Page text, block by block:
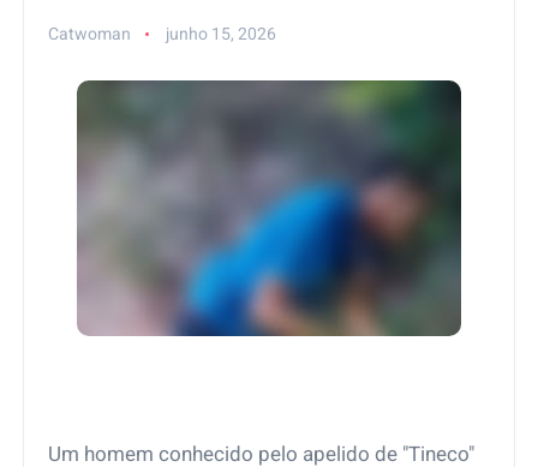
Catwoman junho 15, 2026
Um homem conhecido pelo apelido de "Tineco"